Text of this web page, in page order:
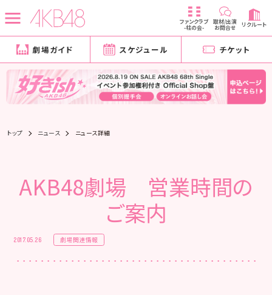
ファンクラブ
-柱の会-
取材/出演
お問合せ リクルート
劇場ガイド スケジュール チケット
トップ ニュース ニュース詳細
AKB48劇場 営業時間の
ご案内
2017.05.26 劇場関連情報